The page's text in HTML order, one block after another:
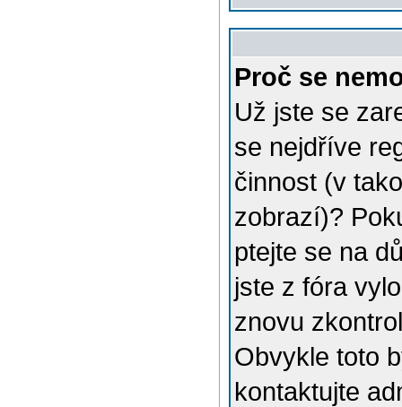
Proč se
Už jste se
se nejdříve
činnost (v
zobrazí)?
ptejte se na
jste z fóra
znovu
Obvykle toto
kontaktujte